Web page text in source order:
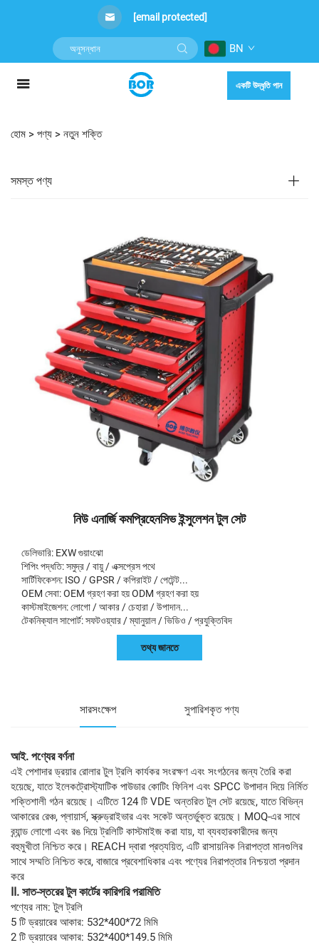
[email protected]
BN
একটি উদ্ধৃতি পান
হোম > পণ্য > নতুন শক্তি
সমস্ত পণ্য
নিউ এনার্জি কমপ্রিহেনসিভ ইন্সুলেশন টুল সেট
ডেলিভারি: EXW গুয়াংঝো
শিপিং পদ্ধতি: সমুদ্র / বায়ু / এক্সপ্রেস পথে
সার্টিফিকেশন: ISO / GPSR / কপিরাইট / পেটেন্ট...
OEM সেবা: OEM গ্রহণ করা হয় ODM গ্রহণ করা হয়
কাস্টমাইজেশন: লোগো / আকার / চেহারা / উপাদান...
টেকনিক্যাল সাপোর্ট: সফটওয়্যার / ম্যানুয়াল / ভিডিও / প্রযুক্তিবিদ
তথ্য জানতে
সারসংক্ষেপ সুপারিশকৃত পণ্য
আই. পণ্যের বর্ণনা
এই পেশাদার ড্রয়ার রোলার টুল ট্রলি কার্যকর সংরক্ষণ এবং সংগঠনের জন্য তৈরি করা
হয়েছে, যাতে ইলেকট্রোস্ট্যাটিক পাউডার কোটিং ফিনিশ এবং SPCC উপাদান দিয়ে নির্মিত
শক্তিশালী গঠন রয়েছে। এটিতে 124 টি VDE অন্তরিত টুল সেট রয়েছে, যাতে বিভিন্ন
আকারের রেঞ্চ, প্লায়ার্স, স্ক্রুড্রাইভার এবং সকেট অন্তর্ভুক্ত রয়েছে। MOQ-এর সাথে
ব্র্যান্ড লোগো এবং রঙ দিয়ে ট্রলিটি কাস্টমাইজ করা যায়, যা ব্যবহারকারীদের জন্য
বহুমুখীতা নিশ্চিত করে। REACH দ্বারা প্রত্যয়িত, এটি রাসায়নিক নিরাপত্তা মানগুলির
সাথে সম্মতি নিশ্চিত করে, বাজারে প্রবেশাধিকার এবং পণ্যের নিরাপত্তার নিশ্চয়তা প্রদান
করে
II. সাত-স্তরের টুল কার্টের কারিগরি পরামিতি
পণ্যের নাম: টুল ট্রলি
5 টি ড্রয়ারের আকার: 532*400*72 মিমি
2 টি ড্রয়ারের আকার: 532*400*149.5 মিমি